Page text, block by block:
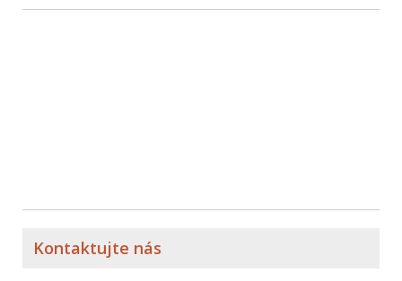
Kontaktujte nás